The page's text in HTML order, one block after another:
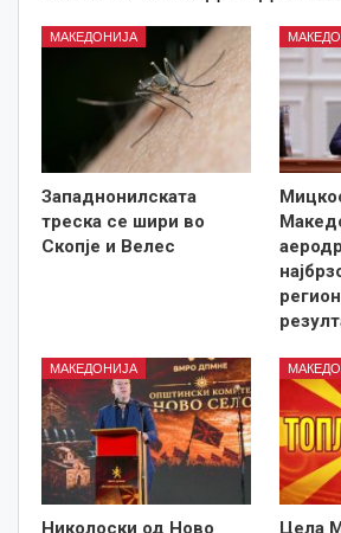
МАКЕДОНИЈА
Западнонилската
треска се шири во
Скопје и Велес
МАКЕДОНИЈА
Николоски од Ново
Цела